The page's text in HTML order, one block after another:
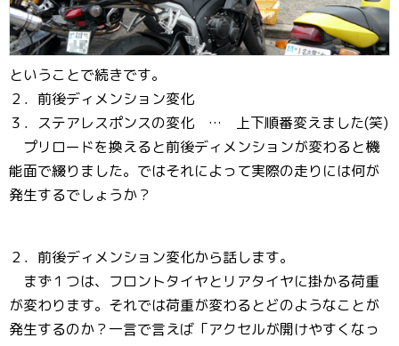
ということで続きです。
２．前後ディメンション変化
３．ステアレスポンスの変化 … 上下順番変えました(笑)
プリロードを換えると前後ディメンションが変わると機
能面で綴りました。ではそれによって実際の走りには何が
発生するでしょうか？
２．前後ディメンション変化から話します。
まず１つは、フロントタイヤとリアタイヤに掛かる荷重
が変わります。それでは荷重が変わるとどのようなことが
発生するのか？一言で言えば「アクセルが開けやすくなっ